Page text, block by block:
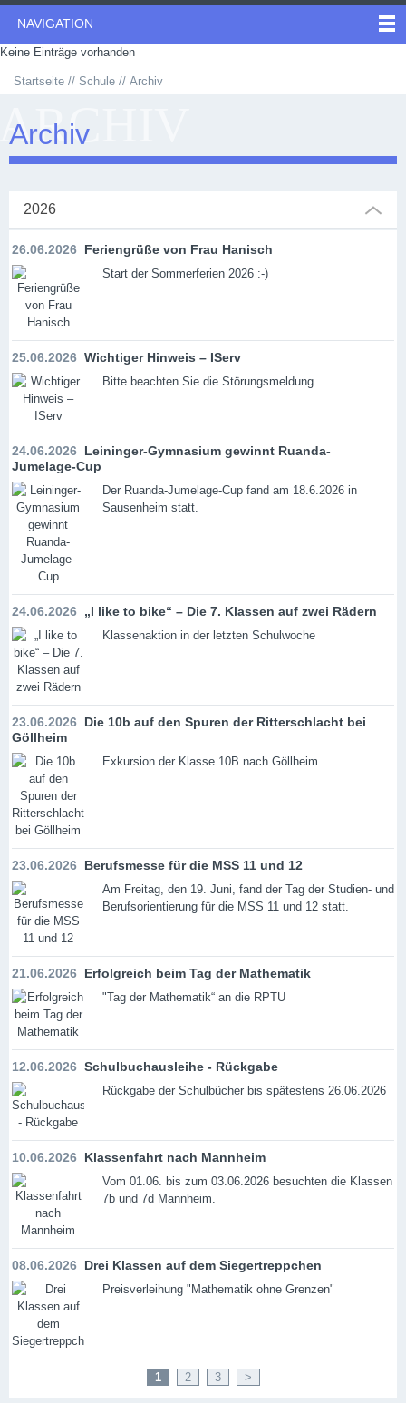
NAVIGATION
Keine Einträge vorhanden
Startseite Schule Archiv
Archiv
2026
26.06.2026 Feriengrüße von Frau Hanisch
Start der Sommerferien 2026 :-)
25.06.2026 Wichtiger Hinweis – IServ
Bitte beachten Sie die Störungsmeldung.
24.06.2026 Leininger-Gymnasium gewinnt Ruanda-
Jumelage-Cup
Der Ruanda-Jumelage-Cup fand am 18.6.2026 in
Sausenheim statt.
24.06.2026 „I like to bike“ – Die 7. Klassen auf zwei Rädern
Klassenaktion in der letzten Schulwoche
23.06.2026 Die 10b auf den Spuren der Ritterschlacht bei
Göllheim
Exkursion der Klasse 10B nach Göllheim.
23.06.2026 Berufsmesse für die MSS 11 und 12
Am Freitag, den 19. Juni, fand der Tag der Studien- und
Berufsorientierung für die MSS 11 und 12 statt.
21.06.2026 Erfolgreich beim Tag der Mathematik
"Tag der Mathematik“ an die RPTU
12.06.2026 Schulbuchausleihe - Rückgabe
Rückgabe der Schulbücher bis spätestens 26.06.2026
10.06.2026 Klassenfahrt nach Mannheim
Vom 01.06. bis zum 03.06.2026 besuchten die Klassen
7b und 7d Mannheim.
08.06.2026 Drei Klassen auf dem Siegertreppchen
Preisverleihung "Mathematik ohne Grenzen"
1 2 3 >